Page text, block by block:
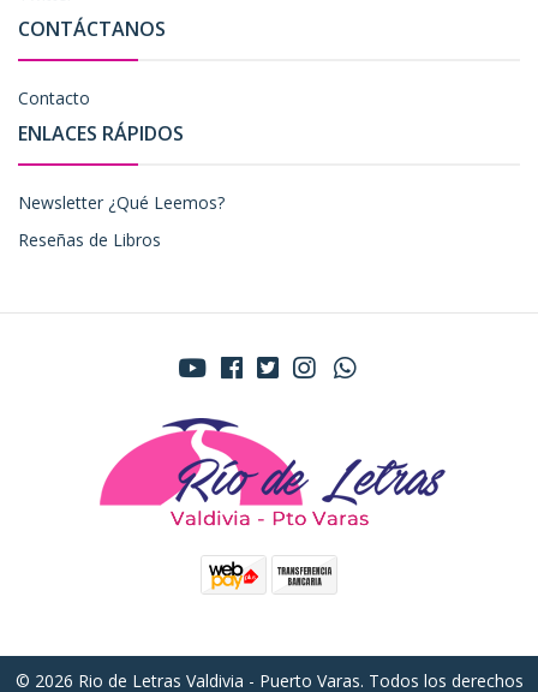
CONTÁCTANOS
Contacto
ENLACES RÁPIDOS
Newsletter ¿Qué Leemos?
Reseñas de Libros
© 2026 Rio de Letras Valdivia - Puerto Varas. Todos los derechos